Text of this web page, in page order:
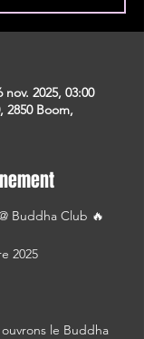
nov. 2025, 03:00
2850 Boom,
Buddha Club 🔥
2025
le Buddha